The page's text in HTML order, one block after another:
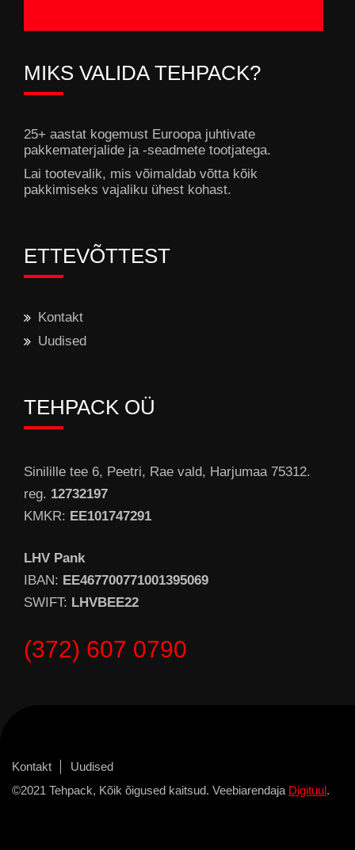
MIKS VALIDA TEHPACK?
25+ aastat kogemust Euroopa juhtivate
pakkematerjalide ja -seadmete tootjatega.
Lai tootevalik, mis võimaldab võtta kõik
pakkimiseks vajaliku ühest kohast.
ETTEVÕTTEST
Kontakt
Uudised
TEHPACK OÜ
Sinilille tee 6, Peetri, Rae vald, Harjumaa 75312.
reg. 12732197
KMKR: EE101747291
LHV Pank
IBAN: EE467700771001395069
SWIFT: LHVBEE22
(372) 607 0790
Kontakt
Uudised
©2021 Tehpack, Kõik õigused kaitsud. Veebiarendaja Digituul.